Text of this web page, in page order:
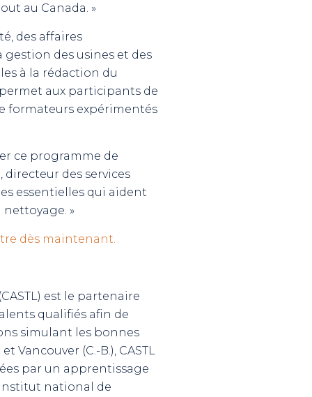
au Canada. »
des affaires
des usines et des
à la rédaction du
aux participants de
formateurs expérimentés
ce programme de
des services
essentielles qui aident
»
dès maintenant.
est le partenaire
qualifiés afin de
simulant les bonnes
Vancouver (C.-B.), CASTL
par un apprentissage
national de